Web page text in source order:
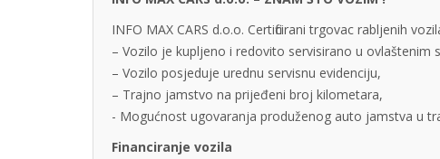
INFO MAX CARS d.o.o. Certificirani trgovac rabljenih
– Vozilo je kupljeno i redovito servisirano u ovlaštenim
– Vozilo posjeduje urednu servisnu evidenciju,
– Trajno jamstvo na prijeđeni broj kilometara,
- Mogućnost ugovaranja produženog auto jamstva u
Financiranje vozila